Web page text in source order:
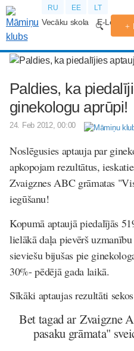
RU EE LT
Vecāku skola E-Lekcijas
Paldies, ka
ginekologu aprūpi!
24. Feb 2012, 00:00
Noslēgusies aptauja par
apkopojam rezultātus,
Zvaigznes ABC grāmatas
iegūšanu!
Kopumā aptaujā piedalījās
lielākā daļa pievērš
sieviešu bijušas pie
30%- pēdējā gada laikā.
Sīkāki aptaujas rezultāti
Bet tagad ar Zvaigzne
pasaku grāmata"